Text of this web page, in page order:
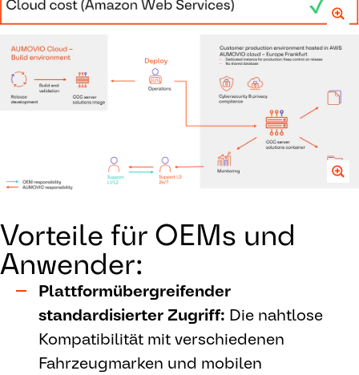
Vorteile für OEMs und
Anwender:
Plattformübergreifender
standardisierter Zugriff: Die nahtlose
Kompatibilität mit verschiedenen
Fahrzeugmarken und mobilen